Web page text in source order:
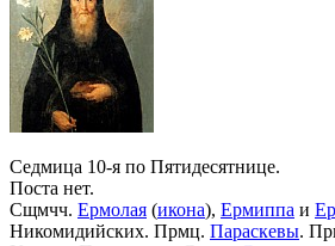
Седмица 10-я по Пятидесятнице.
Поста нет.
Сщмчч. Ермолая (икона), Ермиппа и
Никомидийских. Прмц. Параскевы.